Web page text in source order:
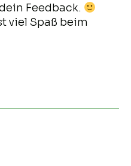
Feedback.
viel Spaß beim